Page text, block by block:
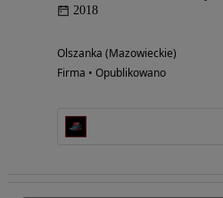
2018
Olszanka (Mazowieckie)
Firma • Opublikowano